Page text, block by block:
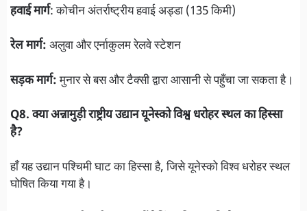
हवाई मार्ग: कोचीन अंतर्राष्ट्रीय हवाई अड्डा (135 किमी)
रेल मार्ग: अलुवा और एर्नाकुलम रेलवे स्टेशन
सड़क मार्ग:मुनार से बस और टैक्सी द्वारा आसानी से पहुँचा जा सकता है।
Q8. क्या अन्नामुड़ी राष्ट्रीय उद्यान यूनेस्को विश्व धरोहर स्थल का हिस्सा
है?
हाँ यह उद्यान पश्चिमी घाट का हिस्सा है, जिसे यूनेस्को विश्व धरोहर स्थल
घोषित किया गया है।